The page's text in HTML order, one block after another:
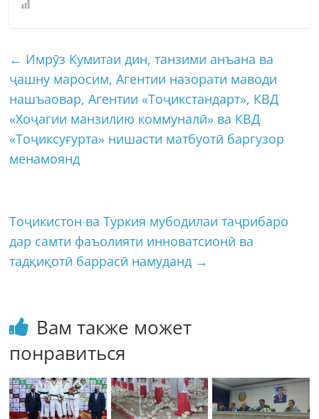
← Имрӯз Кумитаи дин, танзими анъана ва
ҷашну маросим, Агентии назорати маводи
нашъаовар, Агентии «Тоҷикстандарт», КВД
«Хоҷагии манзилию коммуналӣ» ва КВД
«Тоҷиксуғурта» нишасти матбуотӣ баргузор
менамоянд
Тоҷикистон ва Туркия мубодилаи таҷрибаро
дар самти фаъолияти инноватсионӣ ва
тадқиқотӣ баррасӣ намуданд →
Вам также может
понравиться